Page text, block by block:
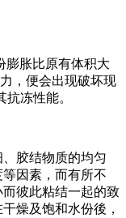
膨胀比原有体积大
，便会出现破坏现
冻性能。
胶结物质的均匀
因素，而有所不
彼此粘结一起的致
燥及饱和水份後，